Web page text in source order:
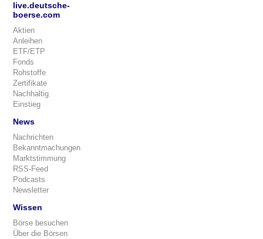
live.deutsche-
boerse.com
Aktien
Anleihen
ETF/ETP
Fonds
Rohstoffe
Zertifikate
Nachhaltig
Einstieg
News
Nachrichten
Bekanntmachungen
Marktstimmung
RSS-Feed
Podcasts
Newsletter
Wissen
Börse besuchen
Über die Börsen